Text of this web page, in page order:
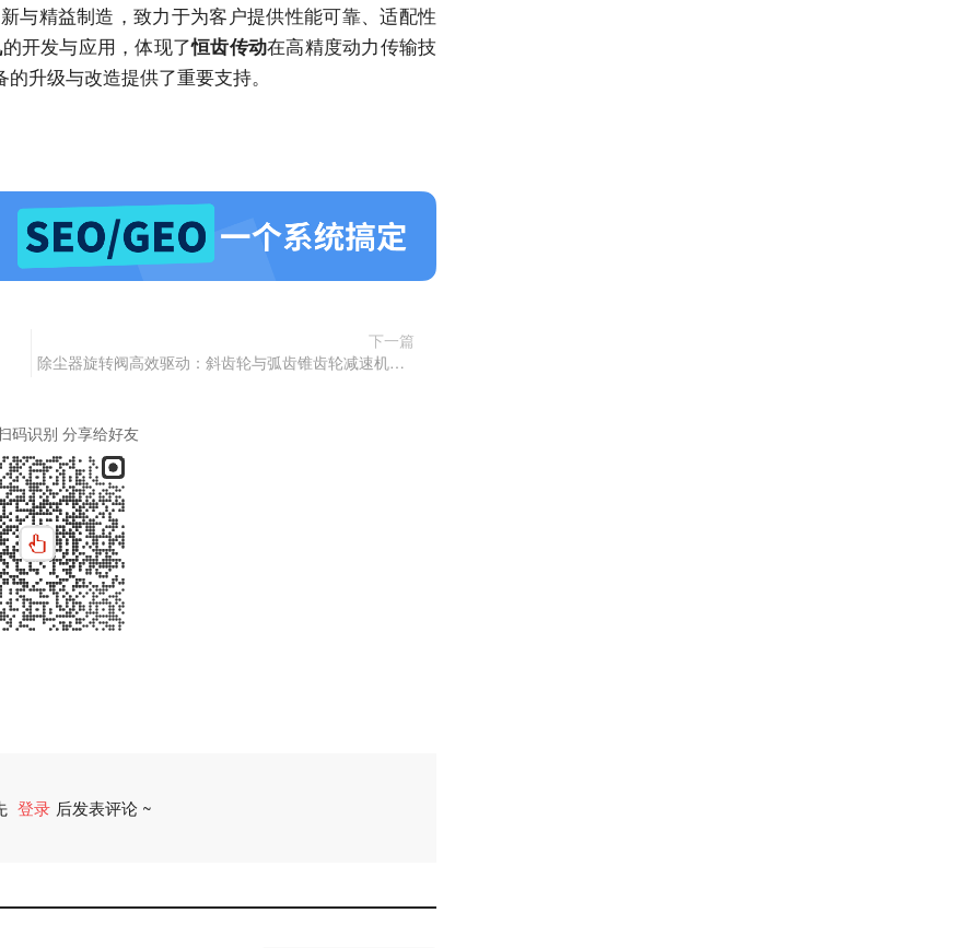
与精益制造，致力于为客户提供性能可靠、适配性
的开发与应用，体现了恒齿传动在高精度动力传输技
升级与改造提供了重要支持。
下一篇
除尘器旋转阀高效驱动：斜齿轮与弧齿锥齿轮减速机协同增效
码识别 分享给好友
登录 后发表评论 ~